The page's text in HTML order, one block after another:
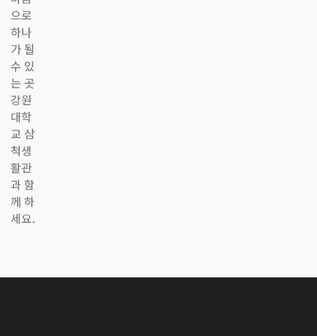
으로
하나
가 될
수 있
는 곳
강원
대학
교 삼
척생
활관
과 함
께 하
세요.